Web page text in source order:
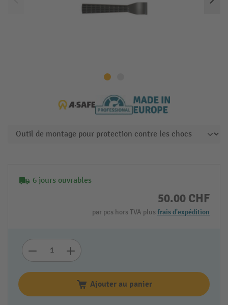
6 jours ouvrables
50.00 CHF
par pcs hors TVA plus frais d'expédition
Ajouter au panier